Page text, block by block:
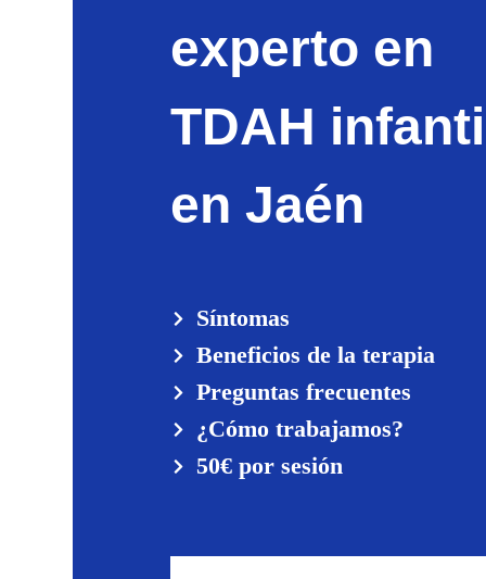
experto en
TDAH
en Jaén
Síntomas
Beneficios de la terapia
Preguntas frecuentes
¿Cómo trabajamos?
50€ por sesión